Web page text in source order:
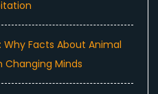
Facts About Animal
Changing Minds